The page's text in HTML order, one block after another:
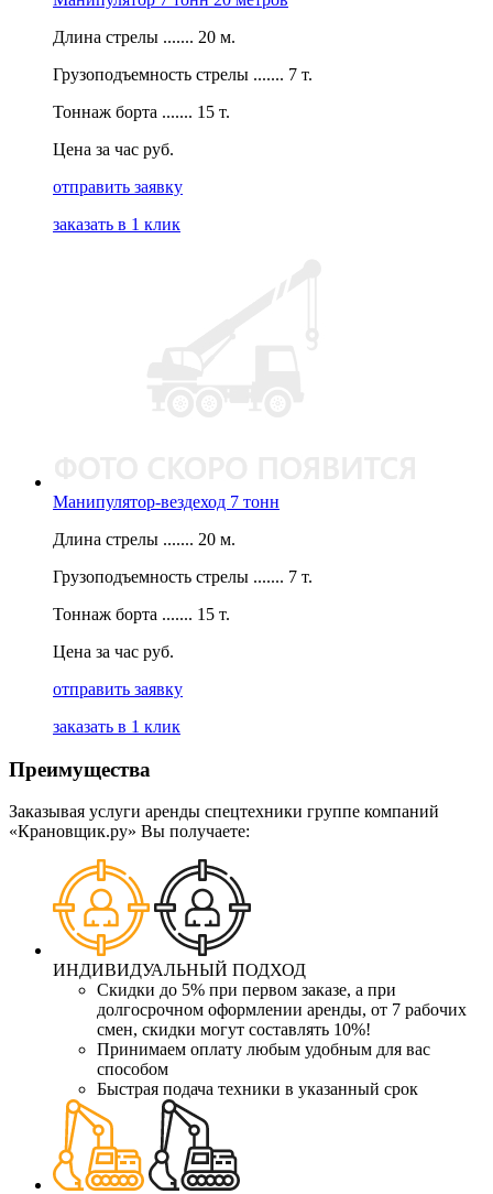
Длина стрелы ....... 20 м.
Грузоподъемность стрелы ....... 7 т.
Тоннаж борта ....... 15 т.
Цена за час руб.
отправить заявку
заказать в 1 клик
Манипулятор-вездеход 7 тонн
Длина стрелы ....... 20 м.
Грузоподъемность стрелы ....... 7 т.
Тоннаж борта ....... 15 т.
Цена за час руб.
отправить заявку
заказать в 1 клик
Преимущества
Заказывая услуги аренды спецтехники группе компаний
«Крановщик.ру» Вы получаете:
ИНДИВИДУАЛЬНЫЙ ПОДХОД
Скидки до 5% при первом заказе, а при
долгосрочном оформлении аренды, от 7 рабочих
смен, скидки могут составлять 10%!
Принимаем оплату любым удобным для вас
способом
Быстрая подача техники в указанный срок